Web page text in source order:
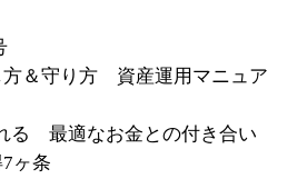
方＆守り方 資産運用マニュア
る 最適なお金との付き合い
ヶ条